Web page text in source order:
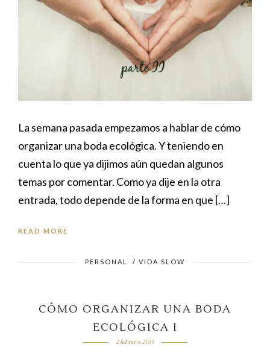
La semana pasada empezamos a hablar de cómo
organizar una boda ecológica. Y teniendo en
cuenta lo que ya dijimos aún quedan algunos
temas por comentar. Como ya dije en la otra
entrada, todo depende de la forma en que […]
READ MORE
PERSONAL / VIDA SLOW
CÓMO ORGANIZAR UNA BODA
ECOLÓGICA I
2 febrero, 2015